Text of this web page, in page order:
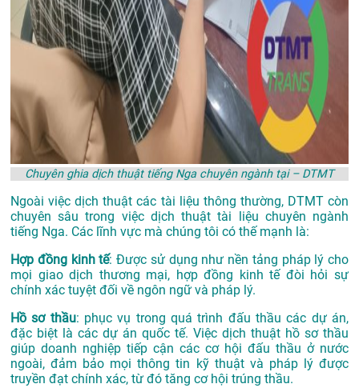
Chuyên ghia dịch thuật tiếng Nga chuyên ngành tại – DTMT
Ngoài việc dịch thuật các tài liệu thông thường, DTMT còn
chuyên sâu trong việc dịch thuật tài liệu chuyên ngành
tiếng Nga. Các lĩnh vực mà chúng tôi có thế mạnh là:
Hợp đồng kinh tế: Được sử dụng như nền tảng pháp lý cho
mọi giao dịch thương mại, hợp đồng kinh tế đòi hỏi sự
chính xác tuyệt đối về ngôn ngữ và pháp lý.
Hồ sơ thầu: phục vụ trong quá trình đấu thầu các dự án,
đặc biệt là các dự án quốc tế. Việc dịch thuật hồ sơ thầu
giúp doanh nghiệp tiếp cận các cơ hội đấu thầu ở nước
ngoài, đảm bảo mọi thông tin kỹ thuật và pháp lý được
truyền đạt chính xác, từ đó tăng cơ hội trúng thầu.